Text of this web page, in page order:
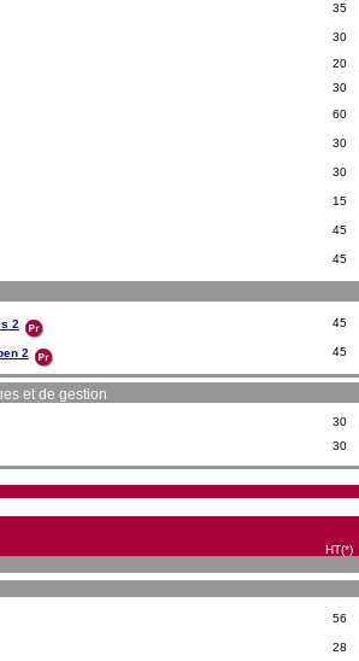
35
30
20
30
60
30
30
15
45
45
2 45
2 45
et de gestion
30
30
HT(*)
56
28